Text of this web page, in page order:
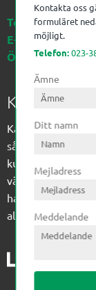
Telefon:023-383
E-post:
Öppettider:
Kagon AB
Kagon har sedan
kunskap med
vägen fram till
har vi ett
allt ifrån
Kontakta oss
formuläret
möjligt.
Telefon:023-
Ämne
Ditt namn
Mejladress
Meddelande